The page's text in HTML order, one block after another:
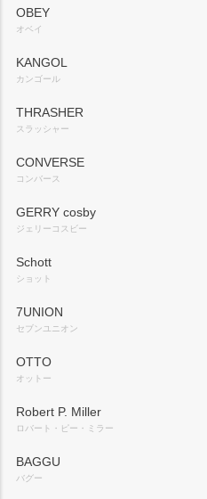
OBEY
オベイ
KANGOL
カンゴール
THRASHER
スラッシャー
CONVERSE
コンバース
GERRY cosby
ジェリーコスビー
Schott
ショット
7UNION
セブンユニオン
OTTO
オットー
Robert P. Miller
ロバート・ピー・ミラー
BAGGU
バグー